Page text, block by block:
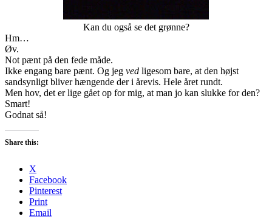
Kan du også se det grønne?
Hm…
Øv.
Not pænt på den fede måde.
Ikke engang bare pænt. Og jeg ved ligesom bare, at den højst
sandsynligt bliver hængende der i årevis. Hele året rundt.
Men hov, det er lige gået op for mig, at man jo kan slukke for den?
Smart!
Godnat så!
Share this:
X
Facebook
Pinterest
Print
Email